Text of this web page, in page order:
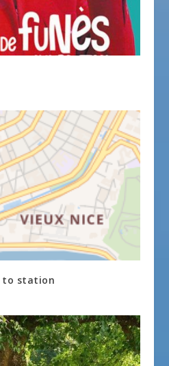
to station